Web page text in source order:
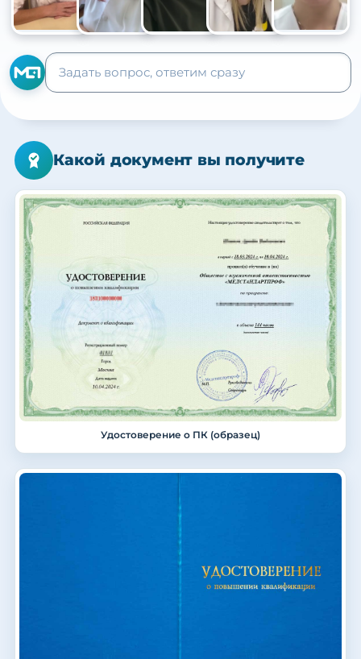
+105
Какой документ вы получите
Удостоверение о ПК (образец)